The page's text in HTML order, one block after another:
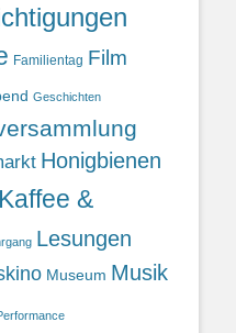
Familientag Film
Geschichten
Honigbienen
Kaffee &
Lesungen
Museum Musik